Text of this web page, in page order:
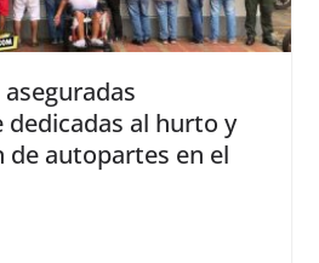
al hurto y
de autopartes en el